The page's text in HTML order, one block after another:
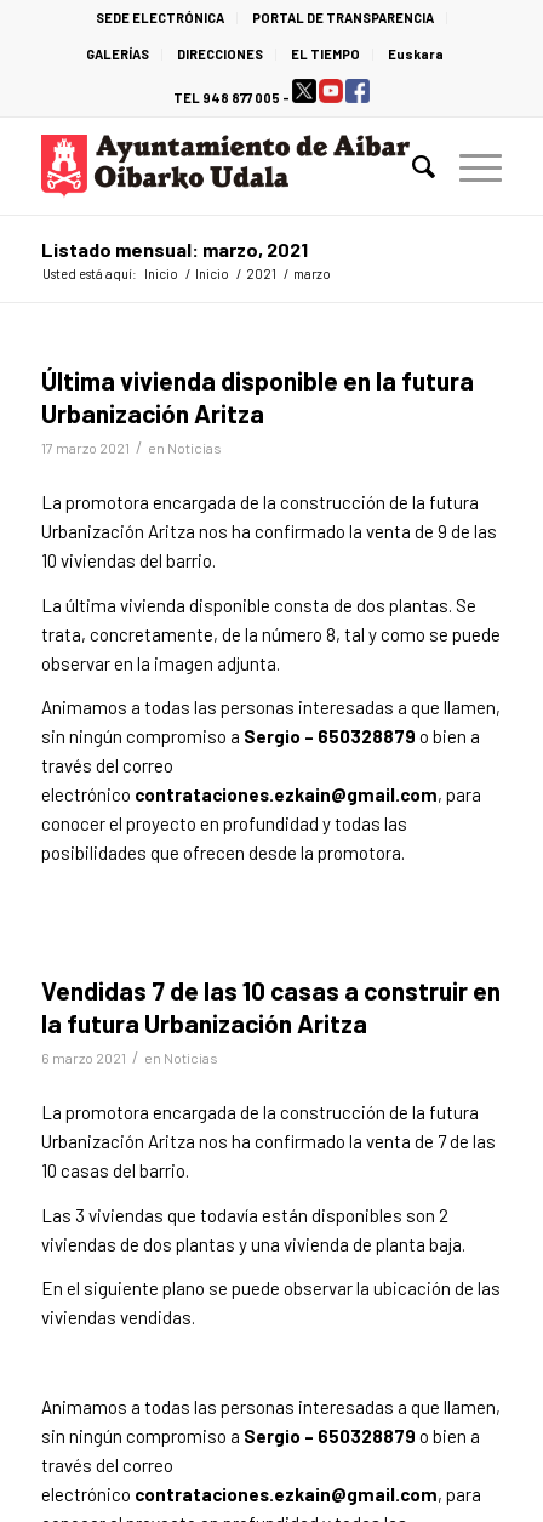
SEDE ELECTRÓNICA PORTAL DE TRANSPARENCIA
GALERÍAS DIRECCIONES EL TIEMPO Euskara
TEL 948 877 005 -
Listado mensual: marzo, 2021
Usted está aquí: Inicio / Inicio / 2021 / marzo
Última vivienda disponible en la futura
Urbanización Aritza
17 marzo 2021 / en Noticias
La promotora encargada de la construcción de la futura
Urbanización Aritza nos ha confirmado la venta de 9 de las
10 viviendas del barrio.
La última vivienda disponible consta de dos plantas. Se
trata, concretamente, de la número 8, tal y como se puede
observar en la imagen adjunta.
Animamos a todas las personas interesadas a que llamen,
sin ningún compromiso a Sergio – 650328879 o bien a
través del correo
electrónico contrataciones.ezkain@gmail.com, para
conocer el proyecto en profundidad y todas las
posibilidades que ofrecen desde la promotora.
Vendidas 7 de las 10 casas a construir en
la futura Urbanización Aritza
6 marzo 2021 / en Noticias
La promotora encargada de la construcción de la futura
Urbanización Aritza nos ha confirmado la venta de 7 de las
10 casas del barrio.
Las 3 viviendas que todavía están disponibles son 2
viviendas de dos plantas y una vivienda de planta baja.
En el siguiente plano se puede observar la ubicación de las
viviendas vendidas.
Animamos a todas las personas interesadas a que llamen,
sin ningún compromiso a Sergio – 650328879 o bien a
través del correo
electrónico contrataciones.ezkain@gmail.com, para